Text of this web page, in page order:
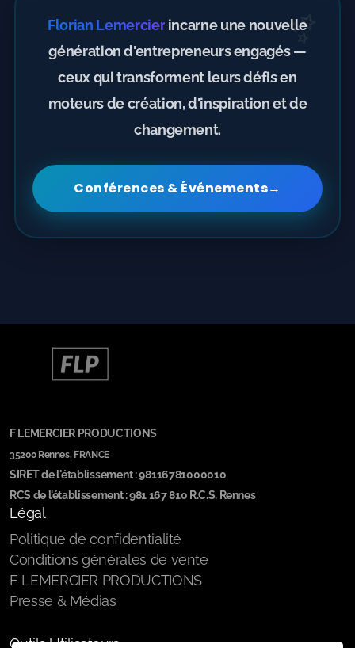
✨
Florian Lemercier incarne une nouvelle
génération d'entrepreneurs engagés —
ceux qui transforment leurs défis en
moteurs de création, d'inspiration et de
changement.
Conférences & Événements→
F LEMERCIER PRODUCTIONS
35200 Rennes, FRANCE
SIRET de l'établissement : 98116781000010
RCS de l'établissement : 981 167 810 R.C.S. Rennes
Légal
Politique de confidentialité
Conditions générales de vente
F LEMERCIER PRODUCTIONS
Presse & Médias
Outils Utilisateurs